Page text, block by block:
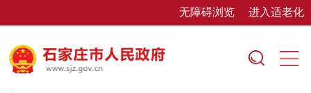
无障碍浏览 进入适老化